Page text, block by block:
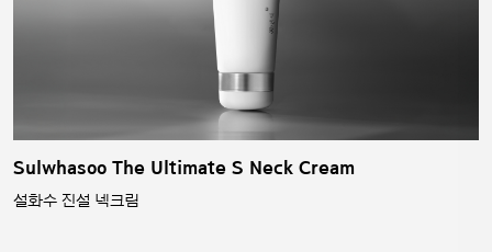
Sulwhasoo The Ultimate S Neck Cream
설화수 진설 넥크림